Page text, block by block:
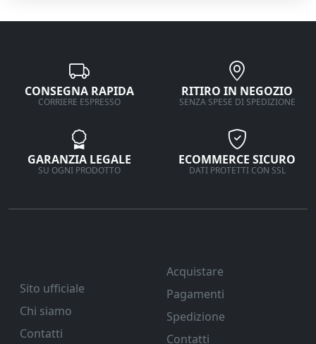
CONSEGNA RAPIDA
CORRIERE ESPRESSO
RITIRO IN NEGOZIO
SENZA SPESE DI SPEDIZIONE
GARANZIA LEGALE
SU OGNI PRODOTTO
ECOMMERCE SICURO
DATI PROTETTI CON SSL
Sito ufficiale
Chi siamo
Contatti
Acquistare
Pagamenti
Spedizione
Contatti